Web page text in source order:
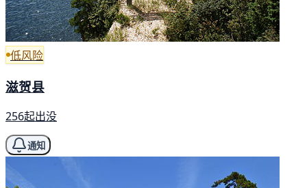
低风险
滋贺县
256起出没
通知